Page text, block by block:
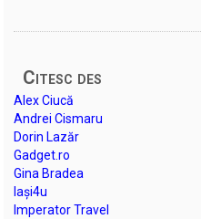
Citesc des
Alex Ciucă
Andrei Cismaru
Dorin Lazăr
Gadget.ro
Gina Bradea
Iași4u
Imperator Travel